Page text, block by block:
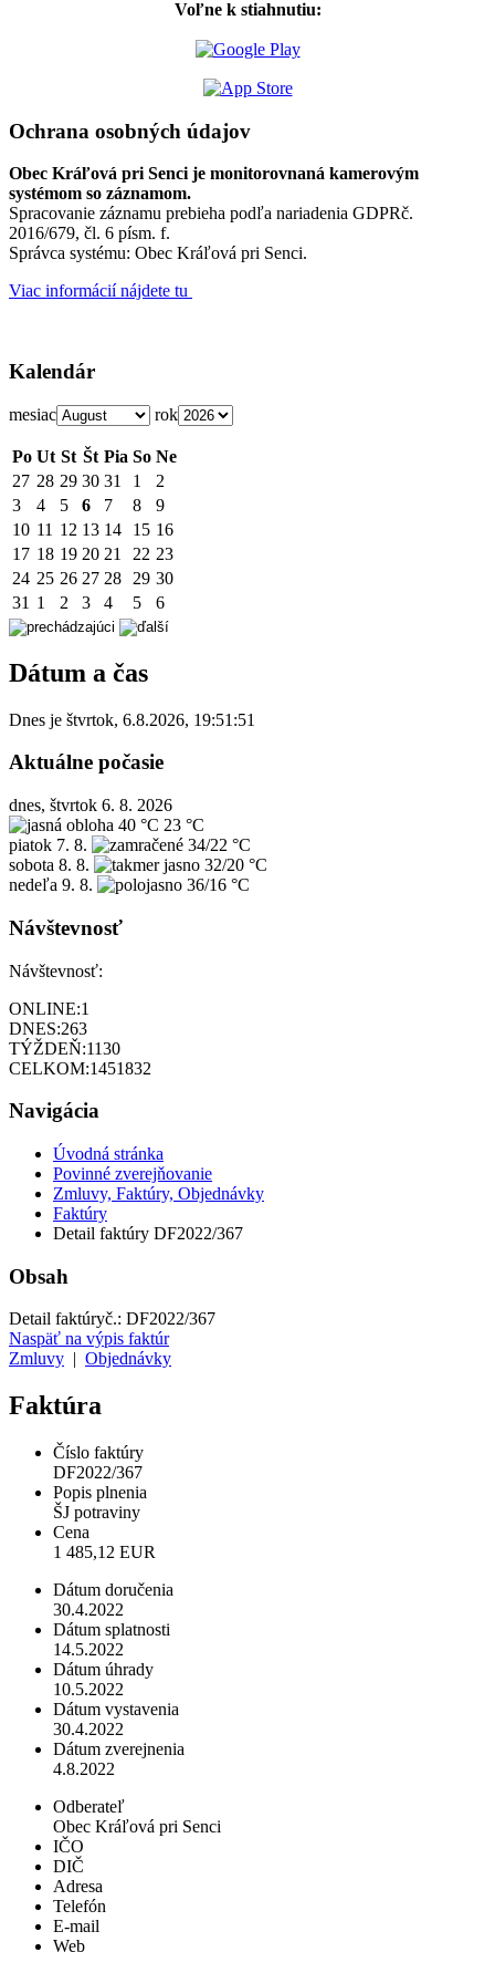
Voľne k stiahnutiu:
Ochrana osobných údajov
Obec Kráľová pri Senci je monitorovnaná kamerovým
systémom so záznamom.
Spracovanie záznamu prebieha podľa nariadenia GDPRč.
2016/679, čl. 6 písm. f.
Správca systému: Obec Kráľová pri Senci.
Viac informácií nájdete tu
Kalendár
mesiac rok
Po Ut St Št Pia So Ne
27 28 29 30 31 1
2
3
4 5 6 7 8
9
10 11 12 13 14 15 16
17 18 19 20 21 22 23
24 25 26 27 28 29 30
31 1 2 3 4 5 6
Dátum a čas
Dnes je štvrtok, 6.8.2026, 19:51:51
Aktuálne počasie
dnes, štvrtok 6. 8. 2026
40 °C 23 °C
piatok 7. 8.
34/22 °C
sobota 8. 8.
32/20 °C
nedeľa 9. 8. 36/16 °C
Návštevnosť
Návštevnosť:
ONLINE:1
DNES:263
TÝŽDEŇ:1130
CELKOM:1451832
Navigácia
Úvodná stránka
Povinné zverejňovanie
Zmluvy, Faktúry, Objednávky
Faktúry
Detail faktúry DF2022/367
Obsah
Detail faktúryč.: DF2022/367
Naspäť na výpis faktúr
Zmluvy
Objednávky
Faktúra
Číslo faktúry
DF2022/367
Popis plnenia
ŠJ potraviny
Cena
1 485,12 EUR
Dátum doručenia
30.4.2022
Dátum splatnosti
14.5.2022
Dátum úhrady
10.5.2022
Dátum vystavenia
30.4.2022
Dátum zverejnenia
4.8.2022
Odberateľ
Obec Kráľová pri Senci
IČO
DIČ
Adresa
Telefón
E-mail
Web